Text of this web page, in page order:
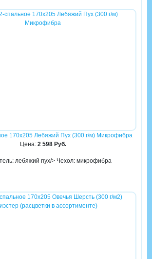
170х205 Лебяжий Пух (300 г/м) Микрофибра
Цена: 2 598 Руб.
лебяжий пух/> Чехол: микрофибра